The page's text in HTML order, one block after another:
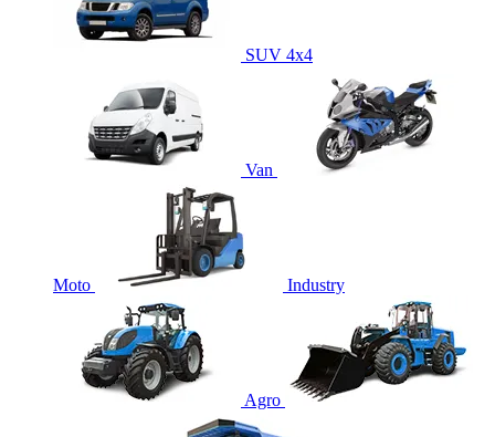
SUV 4x4
Van
Moto Industry
Agro